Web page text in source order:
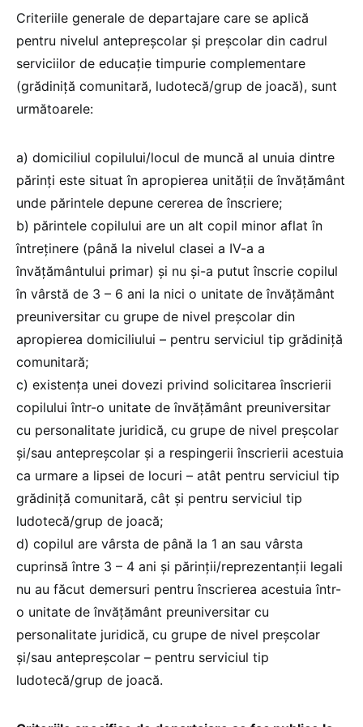
Criteriile generale de departajare care se aplică
pentru nivelul antepreșcolar și preșcolar din cadrul
serviciilor de educație timpurie complementare
(grădiniță comunitară, ludotecă/grup de joacă), sunt
următoarele:
a) domiciliul copilului/locul de muncă al unuia dintre
părinți este situat în apropierea unității de învățământ
unde părintele depune cererea de înscriere;
b) părintele copilului are un alt copil minor aflat în
întreținere (până la nivelul clasei a IV-a a
învățământului primar) și nu și-a putut înscrie copilul
în vârstă de 3 – 6 ani la nici o unitate de învățământ
preuniversitar cu grupe de nivel preșcolar din
apropierea domiciliului – pentru serviciul tip grădiniță
comunitară;
c) existența unei dovezi privind solicitarea înscrierii
copilului într-o unitate de învățământ preuniversitar
cu personalitate juridică, cu grupe de nivel preșcolar
și/sau antepreșcolar și a respingerii înscrierii acestuia
ca urmare a lipsei de locuri – atât pentru serviciul tip
grădiniță comunitară, cât și pentru serviciul tip
ludotecă/grup de joacă;
d) copilul are vârsta de până la 1 an sau vârsta
cuprinsă între 3 – 4 ani și părinții/reprezentanții legali
nu au făcut demersuri pentru înscrierea acestuia într-
o unitate de învățământ preuniversitar cu
personalitate juridică, cu grupe de nivel preșcolar
și/sau antepreșcolar – pentru serviciul tip
ludotecă/grup de joacă.